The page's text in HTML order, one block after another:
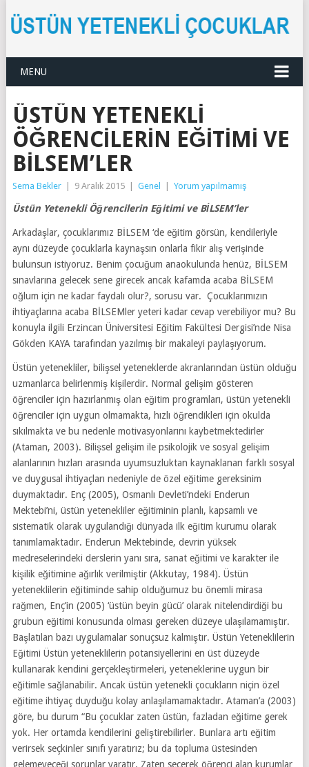
MENU
ÜSTÜN YETENEKLI
ÖĞRENCILERIN EĞITIMI VE
BİLSEM’LER
Sema Bekler 9 Aralık 2015 Genel Yorum yapılmamış
Üstün Yetenekli Öğrencilerin Eğitimi ve BİLSEM’ler
Arkadaşlar, çocuklarımız BİLSEM ‘de eğitim görsün, kendileriyle
aynı düzeyde çocuklarla kaynaşsın onlarla fikir alış verişinde
bulunsun istiyoruz. Benim çocuğum anaokulunda henüz, BİLSEM
sınavlarına gelecek sene girecek ancak kafamda acaba BİLSEM
oğlum için ne kadar faydalı olur?, sorusu var. Çocuklarımızın
ihtiyaçlarına acaba BİLSEMler yeteri kadar cevap verebiliyor mu? Bu
konuyla ilgili Erzincan Üniversitesi Eğitim Fakültesi Dergisi’nde Nisa
Gökden KAYA tarafından yazılmış bir makaleyi paylaşıyorum.
Üstün yetenekliler, bilişsel yeteneklerde akranlarından üstün olduğu
uzmanlarca belirlenmiş kişilerdir. Normal gelişim gösteren
öğrenciler için hazırlanmış olan eğitim programları, üstün yetenekli
öğrenciler için uygun olmamakta, hızlı öğrendikleri için okulda
sıkılmakta ve bu nedenle motivasyonlarını kaybetmektedirler
(Ataman, 2003). Bilişsel gelişim ile psikolojik ve sosyal gelişim
alanlarının hızları arasında uyumsuzluktan kaynaklanan farklı sosyal
ve duygusal ihtiyaçları nedeniyle de özel eğitime gereksinim
duymaktadır. Enç (2005), Osmanlı Devleti’ndeki Enderun
Mektebi’ni, üstün yetenekliler eğitiminin planlı, kapsamlı ve
sistematik olarak uygulandığı dünyada ilk eğitim kurumu olarak
tanımlamaktadır. Enderun Mektebinde, devrin yüksek
medreselerindeki derslerin yanı sıra, sanat eğitimi ve karakter ile
kişilik eğitimine ağırlık verilmiştir (Akkutay, 1984). Üstün
yeteneklilerin eğitiminde sahip olduğumuz bu önemli mirasa
rağmen, Enç’in (2005) ‘üstün beyin gücü’ olarak nitelendirdiği bu
grubun eğitimi konusunda olması gereken düzeye ulaşılamamıştır.
Başlatılan bazı uygulamalar sonuçsuz kalmıştır. Üstün Yeteneklilerin
Eğitimi Üstün yeteneklilerin potansiyellerini en üst düzeyde
kullanarak kendini gerçekleştirmeleri, yeteneklerine uygun bir
eğitimle sağlanabilir. Ancak üstün yetenekli çocukların niçin özel
eğitime ihtiyaç duyduğu kolay anlaşılamamaktadır. Ataman’a (2003)
göre, bu durum “Bu çocuklar zaten üstün, fazladan eğitime gerek
yok. Her ortamda kendilerini geliştirebilirler. Bunlara artı eğitim
verirsek seçkinler sınıfı yaratırız; bu da topluma üstesinden
gelemeyeceği sorunlar yaratır. Zaten seçerek öğrenci alan kurumlar